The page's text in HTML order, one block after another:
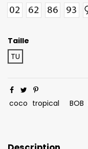
02
62 86 93
Taille
TU
coco tropical BOB